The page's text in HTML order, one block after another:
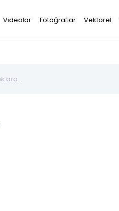
Videolar Fotoğraflar Vektörel